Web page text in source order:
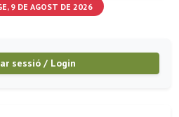
9 DE AGOST DE 2026
sessió / Login